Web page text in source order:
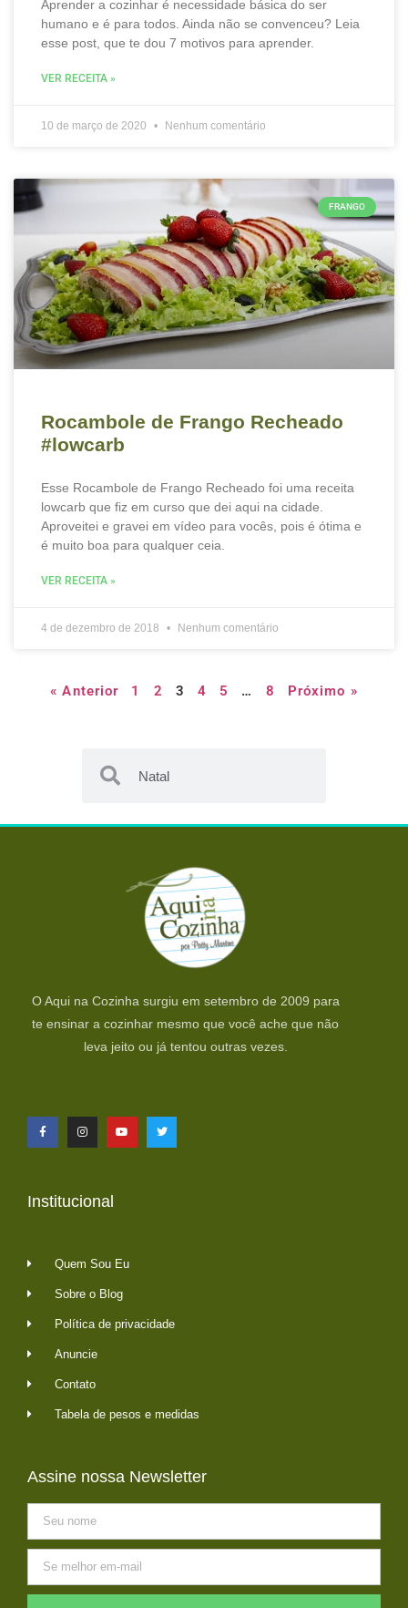
Aprender a cozinhar é necessidade básica do ser
humano e é para todos. Ainda não se convenceu? Leia
esse post, que te dou 7 motivos para aprender.
VER RECEITA »
10 de março de 2020 Nenhum comentário
FRANGO
Rocambole de Frango Recheado
#lowcarb
Esse Rocambole de Frango Recheado foi uma receita
lowcarb que fiz em curso que dei aqui na cidade.
Aproveitei e gravei em vídeo para vocês, pois é ótima e
é muito boa para qualquer ceia.
VER RECEITA »
4 de dezembro de 2018 Nenhum comentário
« Anterior 1 2 3 4 5 … 8 Próximo »
O Aqui na Cozinha surgiu em setembro de 2009 para
te ensinar a cozinhar mesmo que você ache que não
leva jeito ou já tentou outras vezes.
Institucional
Quem Sou Eu
Sobre o Blog
Política de privacidade
Anuncie
Contato
Tabela de pesos e medidas
Assine nossa Newsletter